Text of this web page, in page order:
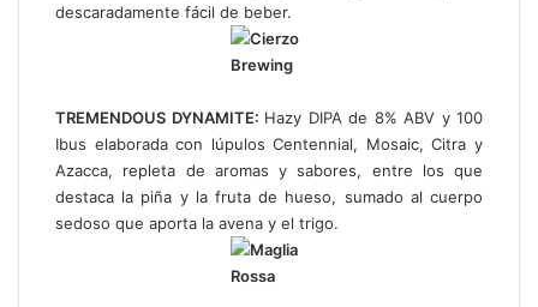
descaradamente fácil de beber.
TREMENDOUS DYNAMITE: Hazy DIPA de 8% ABV y 100
Ibus elaborada con lúpulos Centennial, Mosaic, Citra y
Azacca, repleta de aromas y sabores, entre los que
destaca la piña y la fruta de hueso, sumado al cuerpo
sedoso que aporta la avena y el trigo.